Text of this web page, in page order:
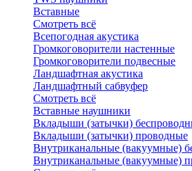
Вставные
Смотреть всё
Всепогодная акустика
Громкоговорители настенные
Громкоговорители подвесные
Ландшафтная акустика
Ландшафтный сабвуфер
Смотреть всё
Вставные наушники
Вкладыши (затычки)
Вкладыши (затычки) проводные
Внутриканальные (вакуумные)
Внутриканальные (вакуумные)